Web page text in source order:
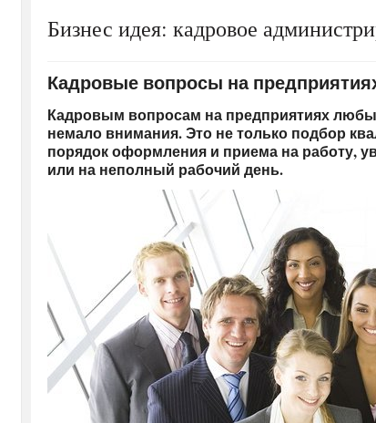
Бизнес идея: кадровое
Кадровые вопросы на
Кадровым вопросам на предприятиях
немало внимания. Это не только подбор
порядок оформления и приема на работу,
или на неполный рабочий день.